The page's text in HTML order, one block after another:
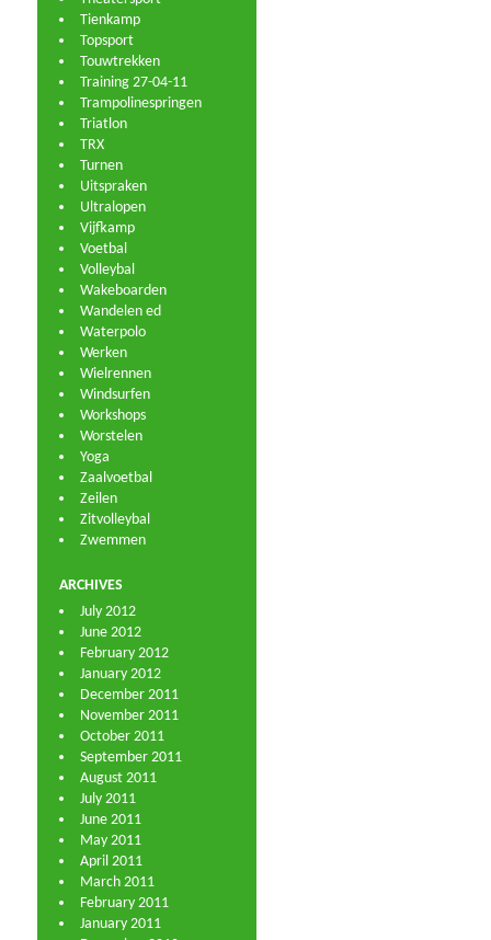
Tienkamp
Topsport
Touwtrekken
Training 27-04-11
Trampolinespringen
Triatlon
TRX
Turnen
Uitspraken
Ultralopen
Vijfkamp
Voetbal
Volleybal
Wakeboarden
Wandelen ed
Waterpolo
Werken
Wielrennen
Windsurfen
Workshops
Worstelen
Yoga
Zaalvoetbal
Zeilen
Zitvolleybal
Zwemmen
ARCHIVES
July 2012
June 2012
February 2012
January 2012
December 2011
November 2011
October 2011
September 2011
August 2011
July 2011
June 2011
May 2011
April 2011
March 2011
February 2011
January 2011